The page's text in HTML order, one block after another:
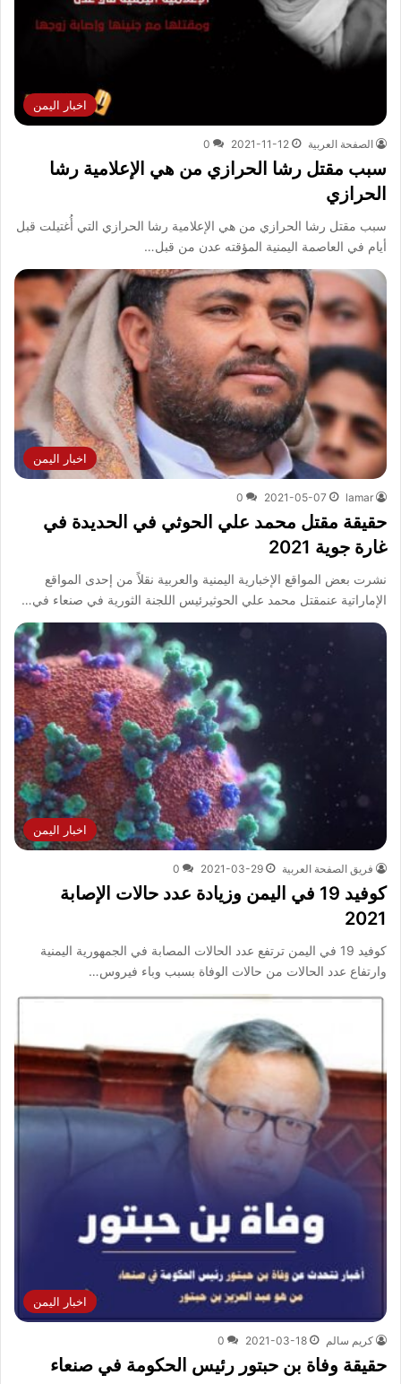
اخبار اليمن
الصفحة العربية 2021-11-12
0
سبب مقتل رشا الحرازي من هي الإعلامية رشا
الحرازي
سبب مقتل رشا الحرازي من هي الإعلامية رشا الحرازي التي أُغتيلت قبل
أيام في العاصمة اليمنية المؤقته عدن من قبل…
اخبار اليمن
lamar
2021-05-07
0
حقيقة مقتل محمد علي الحوثي في الحديدة في
غارة جوية 2021
نشرت بعض المواقع الإخبارية اليمنية والعربية نقلاً من إحدى المواقع
الإماراتية عنمقتل محمد علي الحوثيرئيس اللجنة الثورية في صنعاء في…
اخبار اليمن
فريق الصفحة العربية 2021-03-29
0
كوفيد 19 في اليمن وزيادة عدد حالات الإصابة
2021
كوفيد 19 في اليمن ترتفع عدد الحالات المصابة في الجمهورية اليمنية
وارتفاع عدد الحالات من حالات الوفاة بسبب وباء فيروس…
اخبار اليمن
كريم سالم 2021-03-18
0
حقيقة وفاة بن حبتور رئيس الحكومة في صنعاء